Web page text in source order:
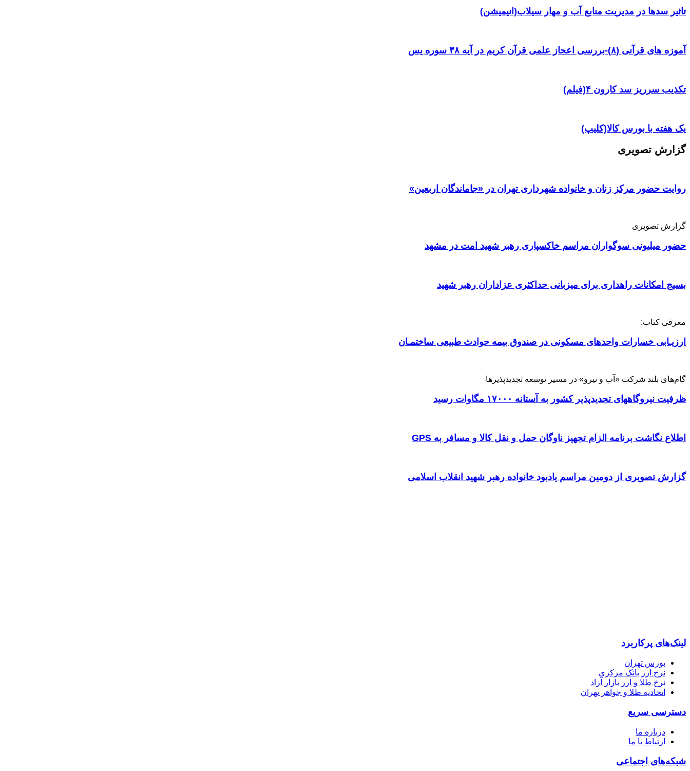
تاثیر سدها در مدیریت منابع آب و مهار سیلاب(انیمیشن)
آموزه های قرآنی (۸)-بررسی اعجاز علمی قرآن کریم در آیه ۳۸ سوره یس
تکذیب سرریز سد کارون ۴(فیلم)
یک هفته با بورس کالا(کلیپ)
گزارش تصویری
روایت حضور مرکز زنان و خانواده شهرداری تهران در «جاماندگان اربعین»
گزارش تصویری
حضور میلیونی سوگواران مراسم خاکسپاری رهبر شهید امت در مشهد
بسیج امکانات راهداری برای میزبانی حداکثری عزاداران رهبر شهید
معرفی کتاب:
ارزیـابی خسارات واحدهای مسکونی در صندوق بیمه حوادث طبیعی ساختمـان
گام‌های بلند شرکت «آب و نیرو» در مسیر توسعه تجدیدپذیرها
ظرفیت نیروگاههای تجدیدپذیر کشور به آستانه ۱۷۰۰۰ مگاوات رسید
اطلاع نگاشت برنامه الزام تجهیز ناوگان حمل و نقل کالا و مسافر به GPS
گزارش تصویری از دومین مراسم یادبود خانواده رهبر شهید انقلاب اسلامی
لینک‌های پرکاربرد
بورس تهران
نرخ ارز بانک مرکزی
نرخ طلا و ارز بازار آزاد
اتحادیه طلا و جواهر تهران
دسترسی سریع
درباره ما
ارتباط با ما
شبکه‌های اجتماعی